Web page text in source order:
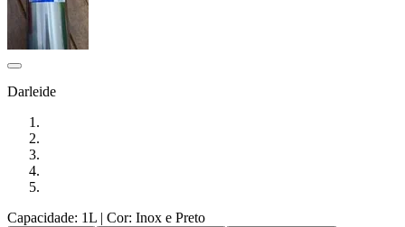
Darleide
Capacidade: 1L | Cor: Inox e Preto